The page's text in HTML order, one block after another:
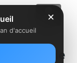
Fin de
✕
d'accueil